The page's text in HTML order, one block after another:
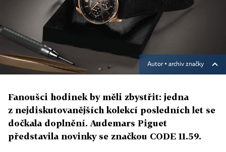
Autor ▪ archiv značky
Fanoušci hodinek by měli zbystřit: jedna
z nejdiskutovanějších kolekcí posledních let se
dočkala doplnění. Audemars Piguet
představila novinky se značkou CODE 11.59.